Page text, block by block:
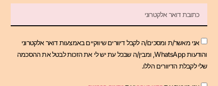
אני מאשר/ת ומסכים/ה לקבל דיוורים שיווקיים באמצעות דואר אלקטרוני
והודעות WhatsApp, ומבין/ה שבכל עת יש לי את הזכות לבטל את ההסכמה
שלי לקבלת הדיוורים הללו.